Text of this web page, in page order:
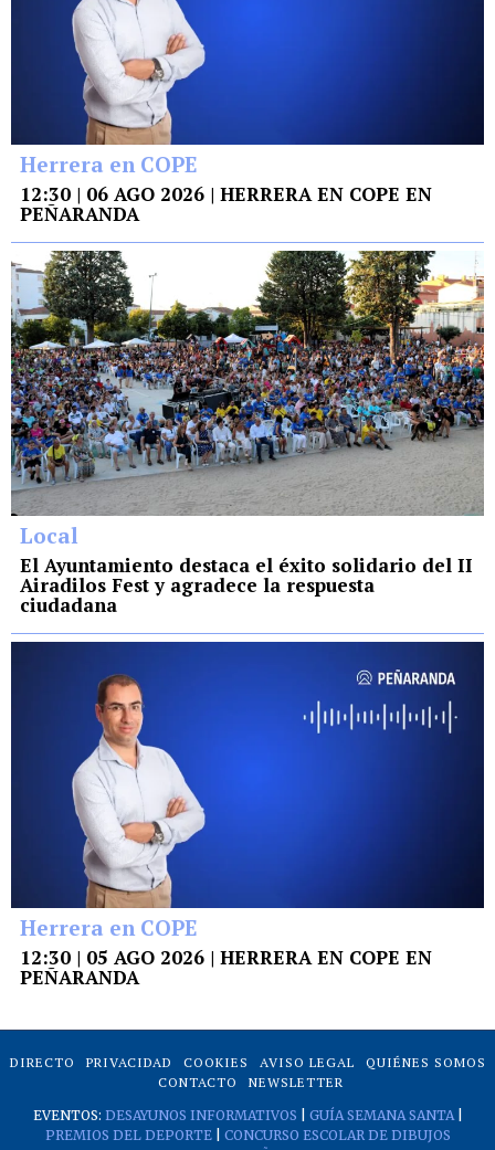
Herrera en COPE
12:30 | 06 AGO 2026 | HERRERA EN COPE EN
PEÑARANDA
Local
El Ayuntamiento destaca el éxito solidario del II
Airadilos Fest y agradece la respuesta
ciudadana
Herrera en COPE
12:30 | 05 AGO 2026 | HERRERA EN COPE EN
PEÑARANDA
DIRECTO PRIVACIDAD COOKIES AVISO LEGAL
QUIÉNES SOMOS
CONTACTO
NEWSLETTER
EVENTOS: DESAYUNOS INFORMATIVOS GUÍA SEMANA SANTA|
PREMIOS DEL DEPORTE| CONCURSO ESCOLAR DE DIBUJOS